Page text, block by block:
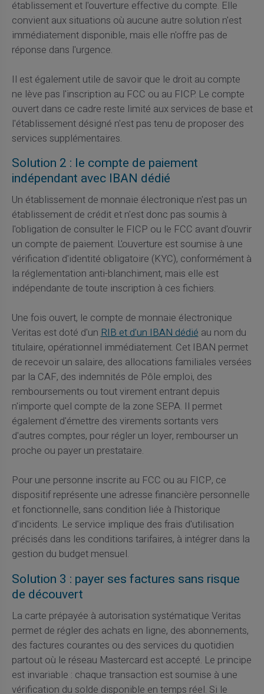
établissement et l'ouverture effective du compte. Elle
convient aux situations où aucune autre solution n'est
immédiatement disponible, mais elle n'offre pas de
réponse dans l'urgence.
Il est également utile de savoir que le droit au compte
ne lève pas l'inscription au FCC ou au FICP. Le compte
ouvert dans ce cadre reste limité aux services de base et
l'établissement désigné n'est pas tenu de proposer des
services supplémentaires.
Solution 2 : le compte de paiement
indépendant avec IBAN dédié
Un établissement de monnaie électronique n'est pas un
établissement de crédit et n'est donc pas soumis à
l'obligation de consulter le FICP ou le FCC avant d'ouvrir
un compte de paiement. L'ouverture est soumise à une
vérification d'identité obligatoire (KYC), conformément à
la réglementation anti-blanchiment, mais elle est
indépendante de toute inscription à ces fichiers.
Une fois ouvert, le compte de monnaie électronique
Veritas est doté d'unRIB et d'un IBAN dédiéau nom du
titulaire, opérationnel immédiatement. Cet IBAN permet
de recevoir un salaire, des allocations familiales versées
par la CAF, des indemnités de Pôle emploi, des
remboursements ou tout virement entrant depuis
n'importe quel compte de la zone SEPA. Il permet
également d'émettre des virements sortants vers
d'autres comptes, pour régler un loyer, rembourser un
proche ou payer un prestataire.
Pour une personne inscrite au FCC ou au FICP, ce
dispositif représente une adresse financière personnelle
et fonctionnelle, sans condition liée à l'historique
d'incidents. Le service implique des frais d'utilisation
précisés dans les conditions tarifaires, à intégrer dans la
gestion du budget mensuel.
Solution 3 : payer ses factures sans risque
de découvert
La carte prépayée à autorisation systématique Veritas
permet de régler des achats en ligne, des abonnements,
des factures courantes ou des services du quotidien
partout où le réseau Mastercard est accepté. Le principe
est invariable : chaque transaction est soumise à une
vérification du solde disponible en temps réel. Si le